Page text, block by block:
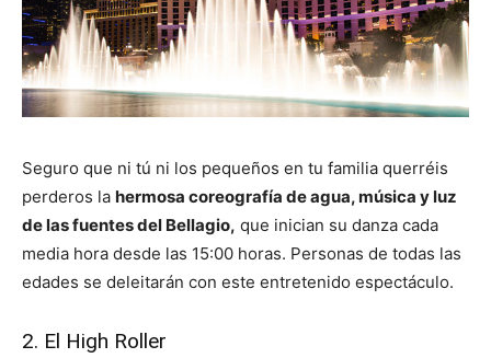
Seguro que ni tú ni los pequeños en tu familia querréis
perderos la hermosa coreografía de agua, música y luz
de las fuentes del Bellagio, que inician su danza cada
media hora desde las 15:00 horas. Personas de todas las
edades se deleitarán con este entretenido espectáculo.
2. El High Roller